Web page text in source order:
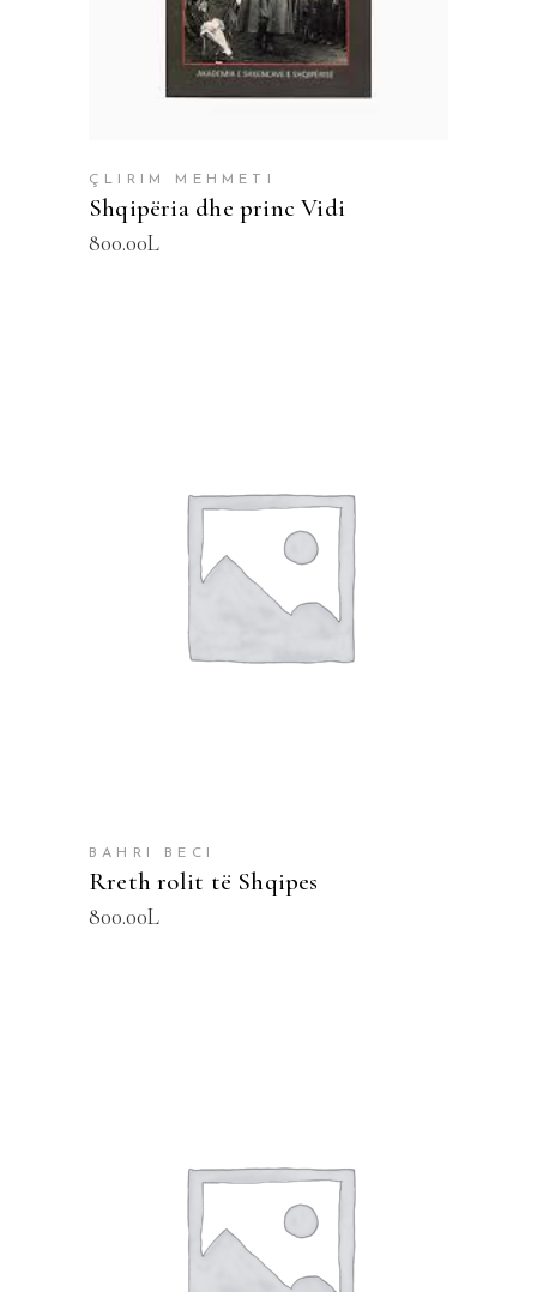
ÇLIRIM MEHMETI
Shqipëria dhe princ Vidi
800.00L
SHTOJE NË SHPORTË
BAHRI BECI
Rreth rolit të Shqipes
800.00L
SHTOJE NË SHPORTË